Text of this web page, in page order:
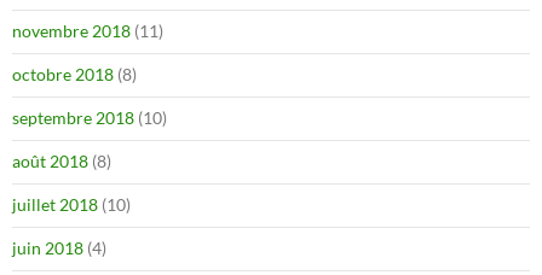
novembre 2018 (11)
octobre 2018 (8)
septembre 2018 (10)
août 2018 (8)
juillet 2018 (10)
juin 2018 (4)